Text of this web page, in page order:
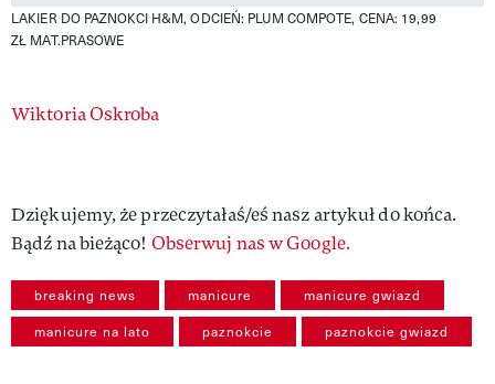
LAKIER DO PAZNOKCI H&M, ODCIEŃ: PLUM COMPOTE, CENA: 19,99
ZŁ MAT.PRASOWE
Authors
Wiktoria Oskroba
Dziękujemy, że przeczytałaś/eś nasz artykuł do końca.
Bądź na bieżąco! Obserwuj nas w Google.
breaking news manicure manicure gwiazd
manicure na lato paznokcie paznokcie gwiazd